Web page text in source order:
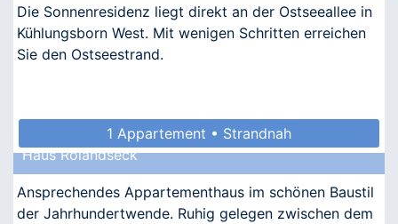
Die Sonnenresidenz liegt direkt an der Ostseeallee in
Kühlungsborn West. Mit wenigen Schritten erreichen
Sie den Ostseestrand.
1 Appartement • Strandnah
Haus Rolandseck
Ansprechendes Appartementhaus im schönen Baustil
der Jahrhundertwende. Ruhig gelegen zwischen dem